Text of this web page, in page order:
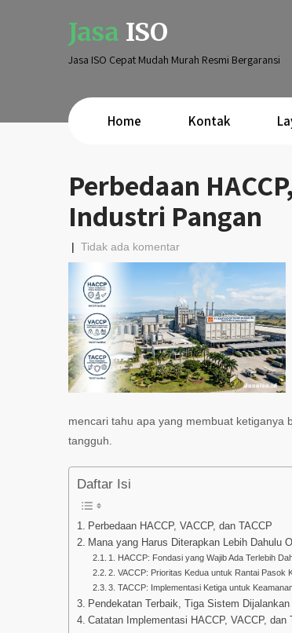
Jasa ISO
Jasa ISO Cepat Mudah Murah Resmi Bergaransi
Home Kontak
Perbedaan
Industri Pangan
| Tidak ada komentar
mencari tahu apa yang membuat ketiganya
tangguh.
Daftar Isi
Perbedaan HACCP, VACCP, dan TACCP
Mana yang Harus Diterapkan Lebih Dahulu
1. HACCP: Fondasi yang Wajib Ada Terlebih
2. VACCP: Prioritas Kedua untuk Rantai Pasok
3. TACCP: Implementasi Ketiga untuk
Pendekatan Terbaik, Tiga Sistem
Catatan Implementasi HACCP, VACCP, dan